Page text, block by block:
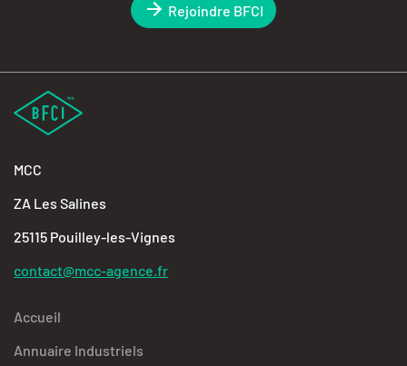
Rejoindre BFCI
MCC
ZA Les Salines
25115 Pouilley-les-Vignes
contact@mcc-agence.fr
Accueil
Annuaire Industriels